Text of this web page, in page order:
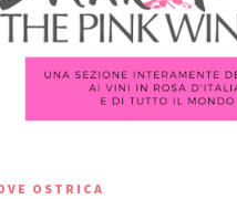
OSTRICA